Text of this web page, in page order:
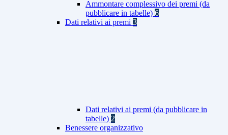
Ammontare complessivo dei premi (da
pubblicare in tabelle) 6
Dati relativi ai premi 3
Dati relativi ai premi (da pubblicare in
tabelle) 2
Benessere organizzativo